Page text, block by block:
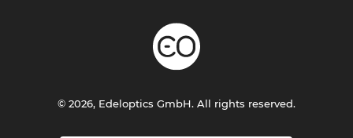
© 2026, Edeloptics GmbH. All rights reserved.